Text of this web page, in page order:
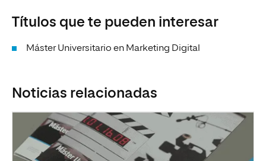
Títulos que te pueden interesar
Máster Universitario en Marketing Digital
Noticias relacionadas